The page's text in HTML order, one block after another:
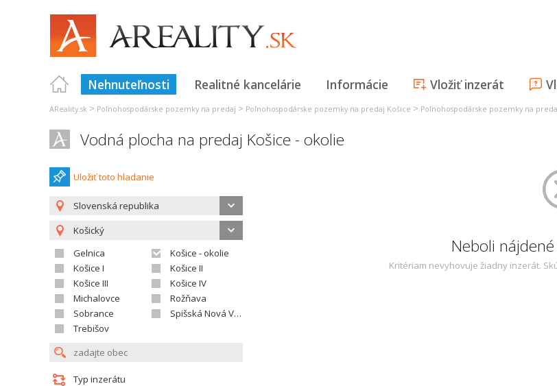
Nehnuteľnosti Realitné kancelárie Informácie Vložiť inzerát
AReality.sk > Poľnohospodárske pozemky na predaj > Poľnohospodárske pozemky na predaj Košice > Poľnohospodárske pozemky na
Vodná plocha na predaj Košice - okolie
Uložiť toto hladanie
Slovenská republika
Košický
Gelnica
Košice - okolie
Košice I
Košice II
Košice III
Košice IV
Michalovce
Rožňava
Sobrance
Spišská Nová Ves
Trebišov
Typ inzerátu
Neboli
Kritériam nevyhovuje žiadny inzerát.